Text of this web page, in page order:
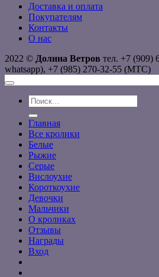
Доставка и оплата
Покупателям
Контакты
О нас
2022 © Долина Ветров тел. +7 (909)
whatsapp), +7 (985) 270-32-55 (МТС)
Искать:
Главная
Все кролики
Белые
Рыжие
Серые
Вислоухие
Короткоухие
Девочки
Мальчики
О кроликах
Отзывы
Награды
Вход